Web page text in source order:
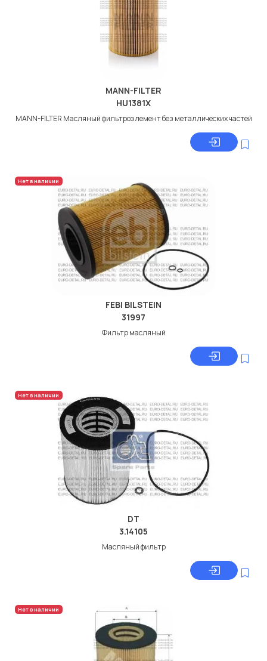
MANN-FILTER
HU1381X
MANN-FILTER Масляный фильтроэлемент без металлических частей
Нет в наличии
FEBI BILSTEIN
31997
Фильтр масляный
Нет в наличии
DT
3.14105
Масляный фильтр
Нет в наличии